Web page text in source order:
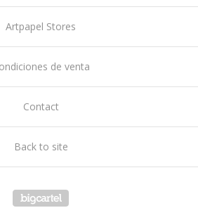
Artpapel Stores
de venta
Contact
Back to site